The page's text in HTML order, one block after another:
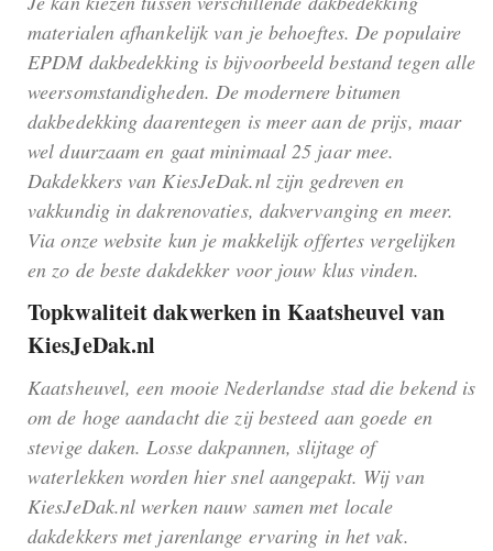
materialen afhankelijk van je behoeftes. De populaire
EPDM dakbedekking is bijvoorbeeld bestand tegen alle
weersomstandigheden. De modernere bitumen
dakbedekking daarentegen is meer aan de prijs, maar
wel duurzaam en gaat minimaal 25 jaar mee.
Dakdekkers van KiesJeDak.nl zijn gedreven en
vakkundig in dakrenovaties, dakvervanging en meer.
Via onze website kun je makkelijk offertes vergelijken
en zo de beste dakdekker voor jouw klus vinden.
Topkwaliteit dakwerken in Kaatsheuvel van
KiesJeDak.nl
Kaatsheuvel, een mooie Nederlandse stad die bekend is
om de hoge aandacht die zij besteed aan goede en
stevige daken. Losse dakpannen, slijtage of
waterlekken worden hier snel aangepakt. Wij van
KiesJeDak.nl werken nauw samen met locale
dakdekkers met jarenlange ervaring in het vak.